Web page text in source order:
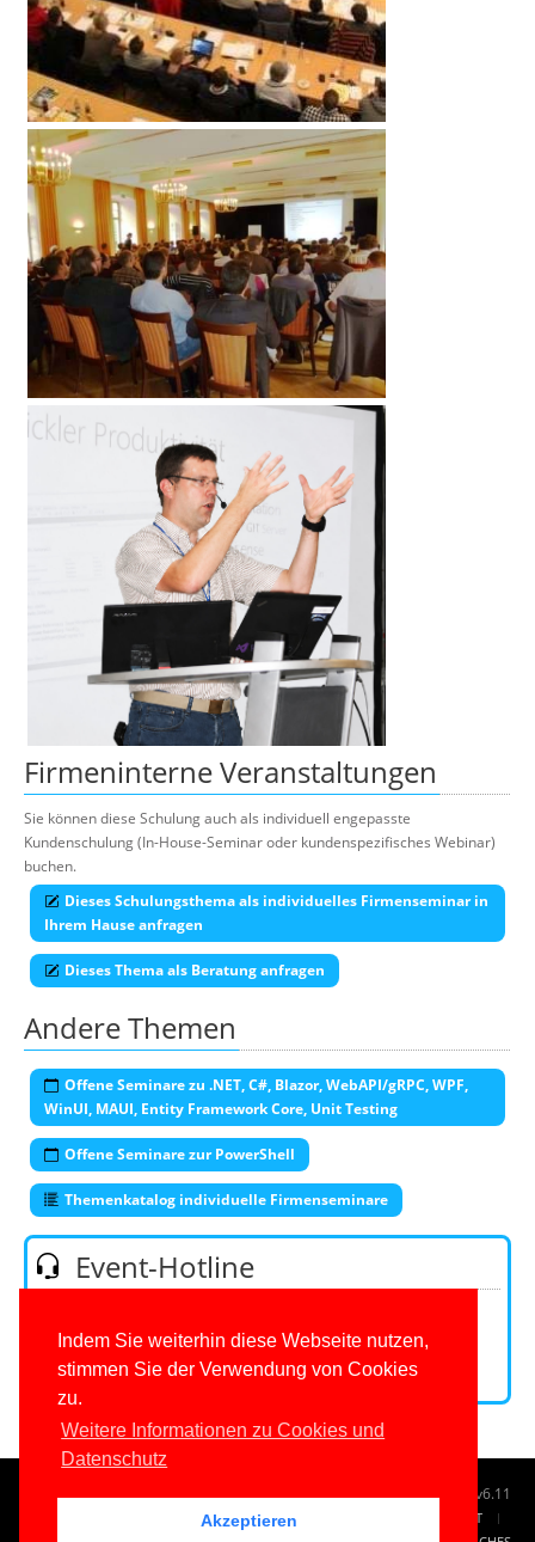
Indem Sie weiterhin diese Webseite nutzen,
stimmen Sie der Verwendung von Cookies
zu.
Weitere Informationen zu Cookies und
Datenschutz
Akzeptieren
Firmeninterne Veranstaltungen
Sie können diese Schulung auch als individuell engepasste
Kundenschulung (In-House-Seminar oder kundenspezifisches Webinar)
buchen.
Dieses Schulungsthema als individuelles Firmenseminar in
Ihrem Hause anfragen
Dieses Thema als Beratung anfragen
Andere Themen
Offene Seminare zu .NET, C#, Blazor, WebAPI/gRPC, WPF,
WinUI, MAUI, Entity Framework Core, Unit Testing
Offene Seminare zur PowerShell
Themenkatalog individuelle Firmenseminare
Event-Hotline
E-Mail:
Kontaktformular
© 1996-2026www.IT-Visions.at-Dr. Holger Schwichtenberg v6.11
TAG CLOUD
KONTAKT